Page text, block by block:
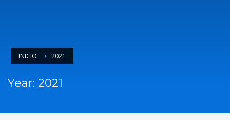
INICIO 2021
Year: 2021